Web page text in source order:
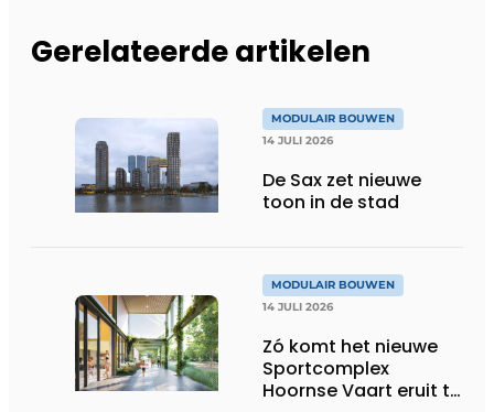
Gerelateerde artikelen
MODULAIR BOUWEN
14 JULI 2026
De Sax zet nieuwe
toon in de stad
MODULAIR BOUWEN
14 JULI 2026
Zó komt het nieuwe
Sportcomplex
Hoornse Vaart eruit te